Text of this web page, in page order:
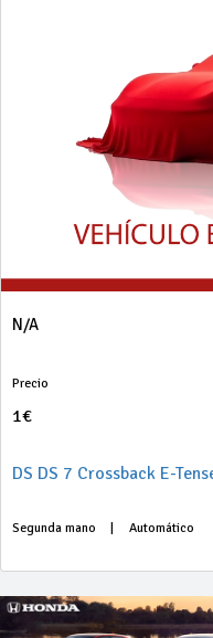
N/A
Precio
1€
Segunda mano Automático